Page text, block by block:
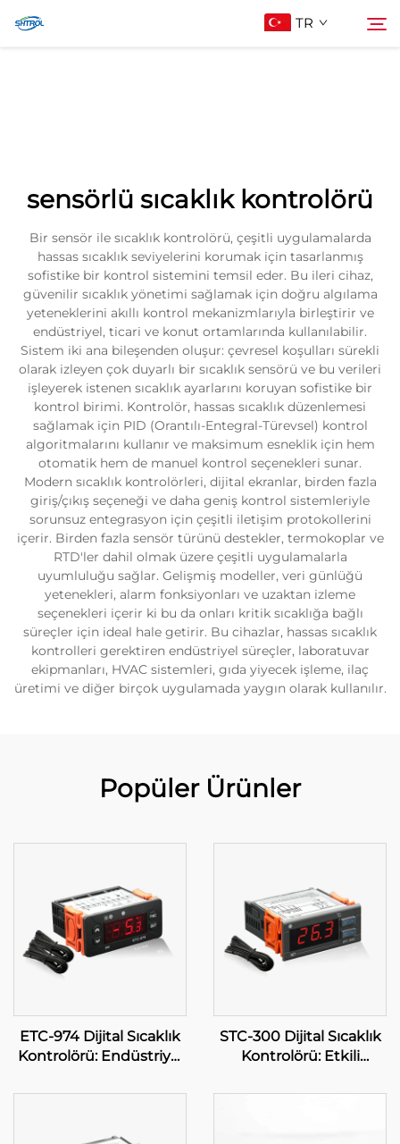
TR
sensörlü sıcaklık kontrolörü
Bir sensör ile sıcaklık kontrolörü, çeşitli uygulamalarda
hassas sıcaklık seviyelerini korumak için tasarlanmış
sofistike bir kontrol sistemini temsil eder. Bu ileri cihaz,
güvenilir sıcaklık yönetimi sağlamak için doğru algılama
yeteneklerini akıllı kontrol mekanizmlarıyla birleştirir ve
endüstriyel, ticari ve konut ortamlarında kullanılabilir.
Sistem iki ana bileşenden oluşur: çevresel koşulları sürekli
olarak izleyen çok duyarlı bir sıcaklık sensörü ve bu verileri
işleyerek istenen sıcaklık ayarlarını koruyan sofistike bir
kontrol birimi. Kontrolör, hassas sıcaklık düzenlemesi
sağlamak için PID (Orantılı-Entegral-Türevsel) kontrol
algoritmalarını kullanır ve maksimum esneklik için hem
otomatik hem de manuel kontrol seçenekleri sunar.
Modern sıcaklık kontrolörleri, dijital ekranlar, birden fazla
giriş/çıkış seçeneği ve daha geniş kontrol sistemleriyle
sorunsuz entegrasyon için çeşitli iletişim protokollerini
içerir. Birden fazla sensör türünü destekler, termokoplar ve
RTD'ler dahil olmak üzere çeşitli uygulamalarla
uyumluluğu sağlar. Gelişmiş modeller, veri günlüğü
yetenekleri, alarm fonksiyonları ve uzaktan izleme
seçenekleri içerir ki bu da onları kritik sıcaklığa bağlı
süreçler için ideal hale getirir. Bu cihazlar, hassas sıcaklık
kontrolleri gerektiren endüstriyel süreçler, laboratuvar
ekipmanları, HVAC sistemleri, gıda yiyecek işleme, ilaç
üretimi ve diğer birçok uygulamada yaygın olarak kullanılır.
Popüler Ürünler
ETC-974 Dijital Sıcaklık
Kontrolörü: Endüstriyel
Yüksek Performanslı,
STC-300 Dijital Sıcaklık
Kontrolörü: Etkili
Kesinlik ve Çeşitlilik